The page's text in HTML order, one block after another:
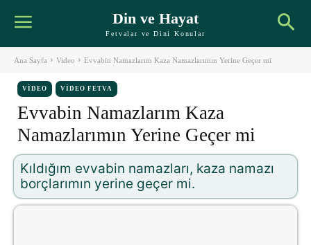
Din ve Hayat
Fetvalar ve Dini Konular
Ana Sayfa Video Evvabin Namazlarım Kaza Namazlarımın Yerine Geçer mi
VIDEO VIDEO FETVA
Evvabin Namazlarım Kaza
Namazlarımın Yerine Geçer mi
Kıldığım evvabin namazları, kaza namazı
borçlarımın yerine geçer mi.